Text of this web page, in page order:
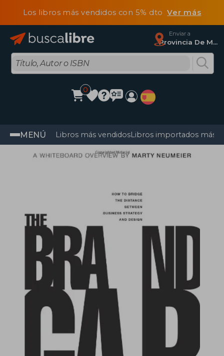
Los libros más vendidos con 5% dtoVer más
Enviar a
Provincia De Madrid
0
MENÚ Libros más vendidosLibros importados más